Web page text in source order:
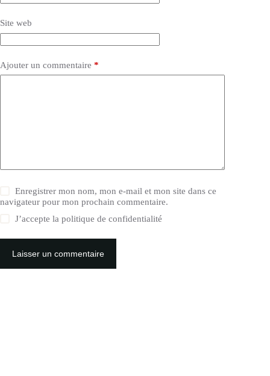
Site web
Ajouter un commentaire *
Enregistrer mon nom, mon e-mail et mon site dans ce
navigateur pour mon prochain commentaire.
J’accepte lapolitique de confidentialité
Laisser un commentaire